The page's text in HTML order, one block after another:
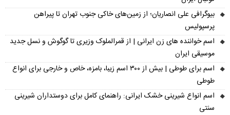
بیوگرافی علی انصاریان؛ از زمین‌های خاکی جنوب تهران تا پیراهن
پرسپولیس
اسم خواننده های زن ایرانی | از قمرالملوک وزیری تا گوگوش و نسل جدید
موسیقی ایران
اسم برای طوطی | بیش از ۳۰۰ اسم زیبا، بامزه، خاص و خارجی برای انواع
طوطی
اسم انواع شیرینی خشک ایرانی: راهنمای کامل برای دوستداران شیرینی
سنتی